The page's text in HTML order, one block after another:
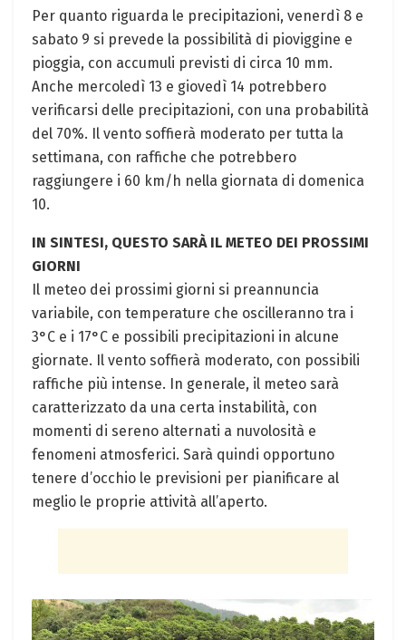
Per quanto riguarda le precipitazioni, venerdì 8 e
sabato 9 si prevede la possibilità di pioviggine e
pioggia, con accumuli previsti di circa 10 mm.
Anche mercoledì 13 e giovedì 14 potrebbero
verificarsi delle precipitazioni, con una probabilità
del 70%. Il vento soffierà moderato per tutta la
settimana, con raffiche che potrebbero
raggiungere i 60 km/h nella giornata di domenica
10.
IN SINTESI, QUESTO SARÀ IL METEO DEI PROSSIMI
GIORNI
Il meteo dei prossimi giorni si preannuncia
variabile, con temperature che oscilleranno tra i
3°C e i 17°C e possibili precipitazioni in alcune
giornate. Il vento soffierà moderato, con possibili
raffiche più intense. In generale, il meteo sarà
caratterizzato da una certa instabilità, con
momenti di sereno alternati a nuvolosità e
fenomeni atmosferici. Sarà quindi opportuno
tenere d’occhio le previsioni per pianificare al
meglio le proprie attività all’aperto.